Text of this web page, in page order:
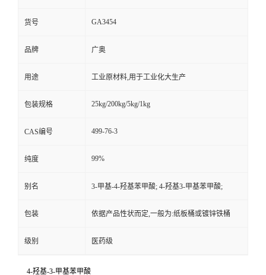
货号 GA3454
品牌 广奥
用途 工业原材料,用于工业化大生产
包装规格 25kg/200kg/5kg/1kg
CAS编号 499-76-3
纯度 99%
别名 3-甲基-4-羟基苯甲酸; 4-羟基3-甲基苯甲酸;
包装 依据产品性状而定,一般为:纸板桶或镀锌铁桶
级别 医药级
4-羟基-3-甲基苯甲酸